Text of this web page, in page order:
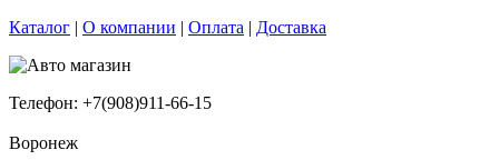
Каталог | О компании | Оплата | Доставка
Телефон: +7(908)911-66-15
Воронеж